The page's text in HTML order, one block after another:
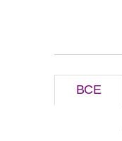
ВСЕ